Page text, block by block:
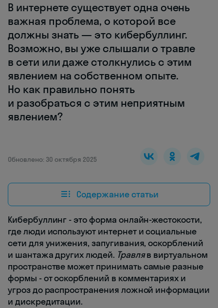
В интернете существует одна очень
важная проблема, о которой все
должны знать — это кибербуллинг.
Возможно, вы уже слышали о травле
в сети или даже столкнулись с этим
явлением на собственном опыте.
Но как правильно понять
и разобраться с этим неприятным
явлением?
Обновлено: 30 октября 2025
Содержание статьи
Кибербуллинг - это форма онлайн-жестокости,
где люди используют интернет и социальные
сети для унижения, запугивания, оскорблений
и шантажа других людей. Травляв виртуальном
пространстве может принимать самые разные
формы - от оскорблений в комментариях и
угроз до распространения ложной информации
и дискредитации.